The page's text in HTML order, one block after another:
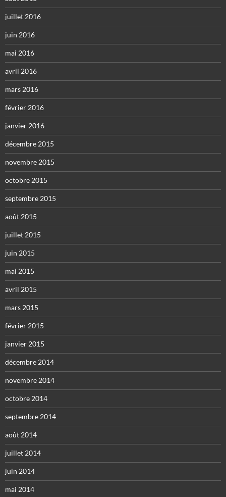
juillet 2016
juin 2016
mai 2016
avril 2016
mars 2016
février 2016
janvier 2016
décembre 2015
novembre 2015
octobre 2015
septembre 2015
août 2015
juillet 2015
juin 2015
mai 2015
avril 2015
mars 2015
février 2015
janvier 2015
décembre 2014
novembre 2014
octobre 2014
septembre 2014
août 2014
juillet 2014
juin 2014
mai 2014